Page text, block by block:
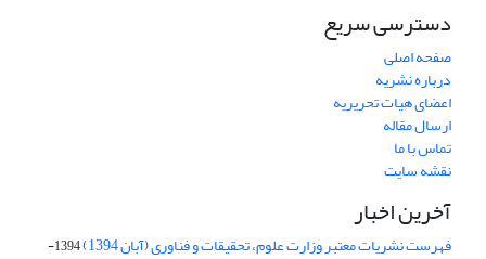
دسترسی سریع
صفحه اصلی
درباره نشریه
اعضای هیات تحریریه
ارسال مقاله
تماس با ما
نقشه سایت
آخرین اخبار
فهرست نشریات معتبر وزارت علوم، تحقیقات و فناوری (آبان 1394)
1394-